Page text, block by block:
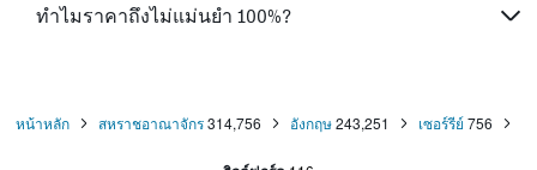
ทำไมราคาถึงไม่แม่นยำ 100%?
หน้าหลัก สหราชอาณาจักร314,756 อังกฤษ243,251 เซอร์รีย์756